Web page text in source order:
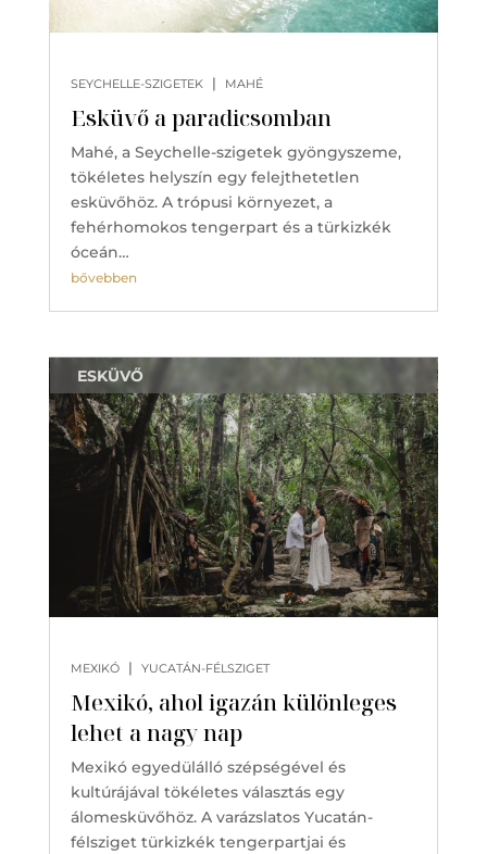
Esküvő a paradicsomban
SEYCHELLE-SZIGETEK | MAHÉ
Mahé, a Seychelle-szigetek gyöngyszeme,
tökéletes helyszín egy felejthetetlen
esküvőhöz. A trópusi környezet, a
fehérhomokos tengerpart és a türkizkék
óceán…
bővebben
Mexikó, ahol igazán különleges
lehet a nagy nap
MEXIKÓ | YUCATÁN-FÉLSZIGET
ESKÜVŐ
Mexikó egyedülálló szépségével és
kultúrájával tökéletes választás egy
álomesküvőhöz. A varázslatos Yucatán-
félsziget türkizkék tengerpartjai és